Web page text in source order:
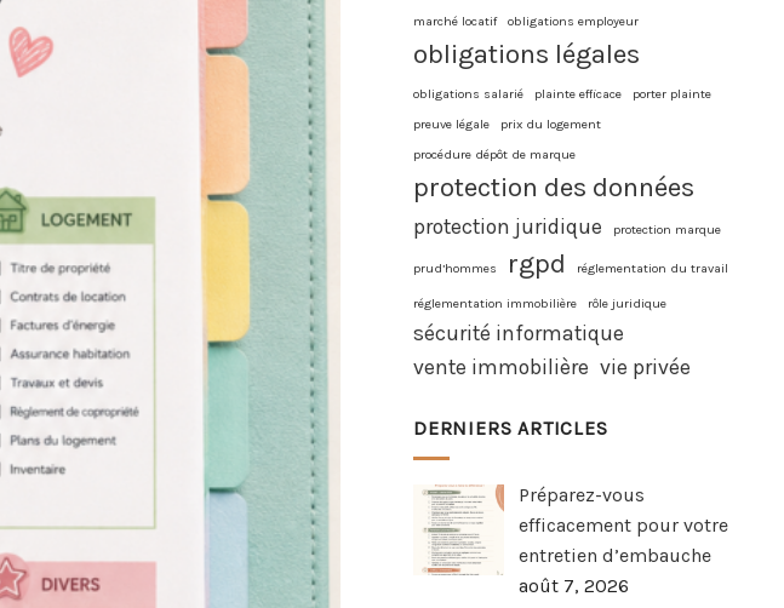
marché locatif
obligations employeur
obligations légales
obligations salarié plainte efficace
porter plainte
preuve légale
prix du logement
procédure dépôt de marque
protection des données
protection juridique protection marque
prud’hommes rgpd réglementation du travail
réglementation immobilière rôle juridique
sécurité informatique
vente immobilière vie privée
DERNIERS ARTICLES
Préparez-vous
efficacement pour votre
entretien d’embauche
août 7, 2026